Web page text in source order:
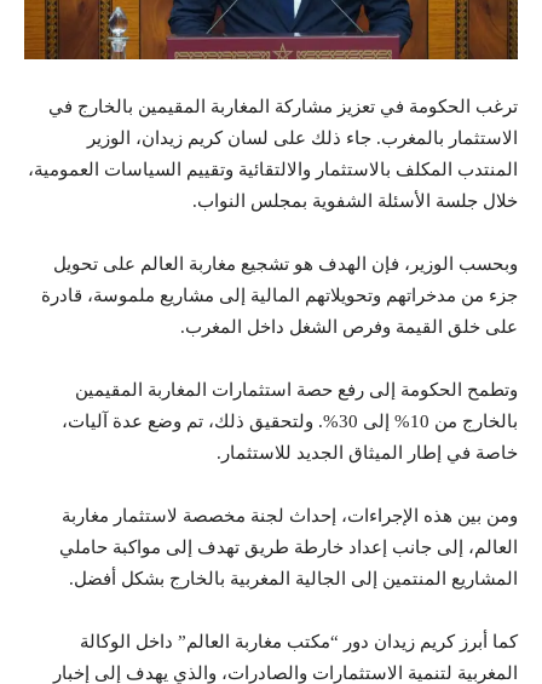
ترغب الحكومة في تعزيز مشاركة المغاربة المقيمين بالخارج في
الاستثمار بالمغرب. جاء ذلك على لسان كريم زيدان، الوزير
المنتدب المكلف بالاستثمار والالتقائية وتقييم السياسات العمومية،
خلال جلسة الأسئلة الشفوية بمجلس النواب.
وبحسب الوزير، فإن الهدف هو تشجيع مغاربة العالم على تحويل
جزء من مدخراتهم وتحويلاتهم المالية إلى مشاريع ملموسة، قادرة
على خلق القيمة وفرص الشغل داخل المغرب.
وتطمح الحكومة إلى رفع حصة استثمارات المغاربة المقيمين
بالخارج من 10% إلى 30%. ولتحقيق ذلك، تم وضع عدة آليات،
خاصة في إطار الميثاق الجديد للاستثمار.
ومن بين هذه الإجراءات، إحداث لجنة مخصصة لاستثمار مغاربة
العالم، إلى جانب إعداد خارطة طريق تهدف إلى مواكبة حاملي
المشاريع المنتمين إلى الجالية المغربية بالخارج بشكل أفضل.
كما أبرز كريم زيدان دور “مكتب مغاربة العالم” داخل الوكالة
المغربية لتنمية الاستثمارات والصادرات، والذي يهدف إلى إخبار